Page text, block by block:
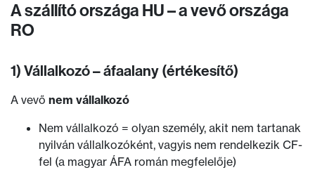
A szállító országa HU – a vevő országa
RO
1) Vállalkozó – áfaalany (értékesítő)
A vevő nem vállalkozó
Nem vállalkozó = olyan személy, akit nem tartanak
nyilván vállalkozóként, vagyis nem rendelkezik CF-
fel (a magyar ÁFA román megfelelője)